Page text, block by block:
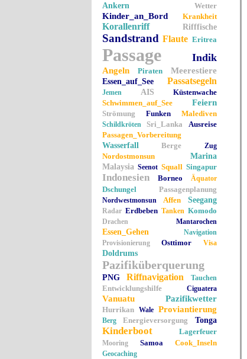
Ankern
Wetter
Kinder_an_Bord Krankheit
Korallenriff Rifffische
Sandstrand Flaute Eritrea
Passage Indik
Angeln Piraten Meerestiere
Essen_auf_See Passatsegeln
Jemen AIS
Küstenwache
Schwimmen_auf_See
Feiern
Strömung Funken Malediven
Schildkröten Sri_Lanka
Ausreise
Passagen_Vorbereitung
Wasserfall
Berge Zug
Nordostmonsun
Marina
Malaysia Seenot Squall Singapur
Indonesien Borneo Äquator
Dschungel Passagenplanung
Nordwestmonsun Affen Seegang
Radar Erdbeben Tanken Komodo
Drachen Mantarochen
Essen_Gehen
Navigation
Provisionierung
Osttimor Visa
Doldrums
Pazifiküberquerung
PNG Riffnavigation Tauchen
Entwicklungshilfe Ciguatera
Vanuatu Pazifikwetter
Hurrikan Wale Proviantierung
Berg Energieversorgung Tonga
Kinderboot Lagerfeuer
Mooring Samoa Cook_Inseln
Geocaching